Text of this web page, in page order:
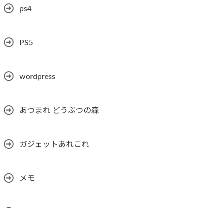
ps4
PS5
wordpress
あつまれ どうぶつの森
ガジェットあれこれ
メモ